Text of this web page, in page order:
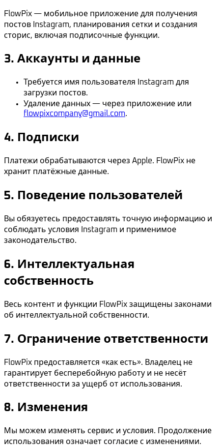
FlowPix — мобильное приложение для получения
постов Instagram, планирования сетки и создания
сторис, включая подписочные функции.
3. Аккаунты и данные
Требуется имя пользователя Instagram для
загрузки постов.
Удаление данных — через приложение или
flowpixcompany@gmail.com.
4. Подписки
Платежи обрабатываются через Apple. FlowPix не
хранит платёжные данные.
5. Поведение пользователей
Вы обязуетесь предоставлять точную информацию и
соблюдать условия Instagram и применимое
законодательство.
6. Интеллектуальная
собственность
Весь контент и функции FlowPix защищены законами
об интеллектуальной собственности.
7. Ограничение ответственности
FlowPix предоставляется «как есть». Владелец не
гарантирует бесперебойную работу и не несёт
ответственности за ущерб от использования.
8. Изменения
Мы можем изменять сервис и условия. Продолжение
использования означает согласие с изменениями.